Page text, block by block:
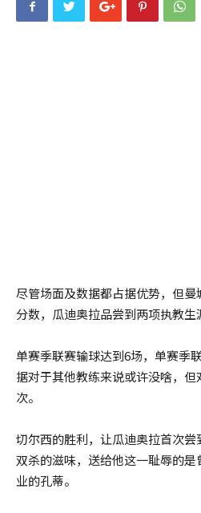
尽管场面及数据都占据优势，但
分数，瓜迪奥拉品尝到两项执教生
单赛季联赛输球达到6场，单赛季
据对于其他教练来说或许没啥，
次。
切尔西的胜利，让瓜迪奥拉首次
双杀的滋味，送给他这一耻辱的
业的孔蒂。